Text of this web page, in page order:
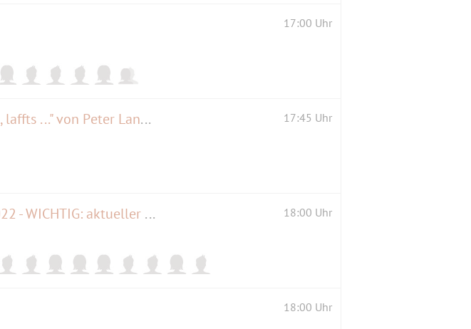
17:00 Uhr
S' Moosacher Brettl spuit die Wuidara G'schicht "Wias lafft, laffts ..." von Peter Landstorfer 17:45 Uhr
MÜNCHNER CABRIO - STAMMTISCH "oben ohne" - März 2022 - WICHTIG: aktueller Covidtest 18:00 Uhr
18:00 Uhr